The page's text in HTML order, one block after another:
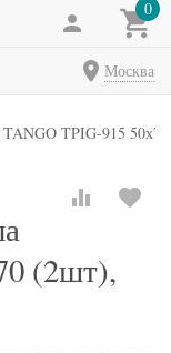
0
Москва
TANGO TPIG-915
(2шт),